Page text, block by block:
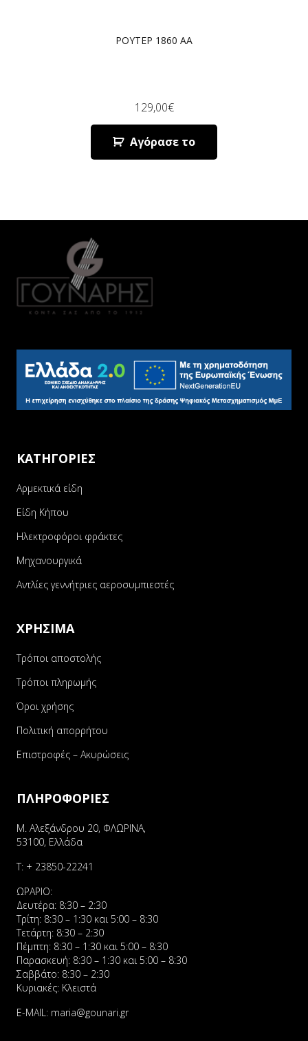
ΡΟΥΤΕΡ 1860 AA
129,00€
Αγόρασε το
ΚΑΤΗΓΟΡΙΕΣ
Αρμεκτικά είδη
Είδη Κήπου
Ηλεκτροφόροι φράκτες
Μηχανουργικά
Αντλίες γεννήτριες αεροσυμπιεστές
ΧΡΗΣΙΜΑ
Τρόποι αποστολής
Τρόποι πληρωμής
Όροι χρήσης
Πολιτική απορρήτου
Επιστροφές – Ακυρώσεις
ΠΛΗΡΟΦΟΡΙΕΣ
Μ. Αλεξάνδρου 20, ΦΛΩΡΙΝΑ,
53100, Ελλάδα
Τ: + 23850-22241
ΩΡΑΡΙΟ:
Δευτέρα: 8:30 – 2:30
Τρίτη: 8:30 – 1:30 και 5:00 – 8:30
Τετάρτη: 8:30 – 2:30
Πέμπτη: 8:30 – 1:30 και 5:00 – 8:30
Παρασκευή: 8:30 – 1:30 και 5:00 – 8:30
Σαββάτο: 8:30 – 2:30
Κυριακές: Κλειστά
E-MAIL: maria@gounari.gr